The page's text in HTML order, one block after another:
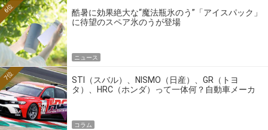
酷暑に効果絶大な“魔法瓶氷のう”「アイスパック」
に待望のスペア氷のうが登場
6位
ニュース
STI（スバル）、NISMO（日産）、GR（トヨ
タ）、HRC（ホンダ）って一体何？自動車メーカ
7位
コラム